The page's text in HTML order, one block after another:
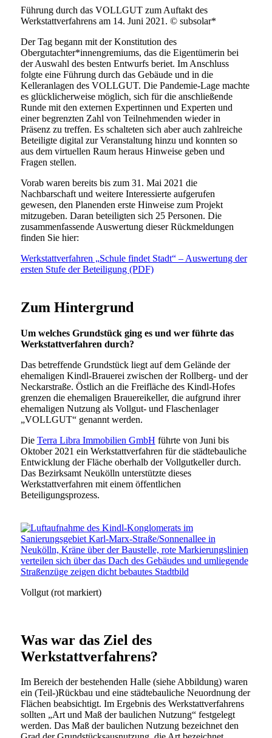
Führung durch das VOLLGUT zum Auftakt des
Werkstattverfahrens am 14. Juni 2021. © subsolar*
Der Tag begann mit der Konstitution des
Obergutachter*innengremiums, das die Eigentümerin bei
der Auswahl des besten Entwurfs beriet. Im Anschluss
folgte eine Führung durch das Gebäude und in die
Kelleranlagen des VOLLGUT. Die Pandemie-Lage machte
es glücklicherweise möglich, sich für die anschließende
Runde mit den externen Expertinnen und Experten und
einer begrenzten Zahl von Teilnehmenden wieder in
Präsenz zu treffen. Es schalteten sich aber auch zahlreiche
Beteiligte digital zur Veranstaltung hinzu und konnten so
aus dem virtuellen Raum heraus Hinweise geben und
Fragen stellen.
Vorab waren bereits bis zum 31. Mai 2021 die
Nachbarschaft und weitere Interessierte aufgerufen
gewesen, den Planenden erste Hinweise zum Projekt
mitzugeben. Daran beteiligten sich 25 Personen. Die
zusammenfassende Auswertung dieser Rückmeldungen
finden Sie hier:
Werkstattverfahren „Schule findet Stadt“ – Auswertung der
ersten Stufe der Beteiligung (PDF)
Zum Hintergrund
Um welches Grundstück ging es und wer führte das
Werkstattverfahren durch?
Das betreffende Grundstück liegt auf dem Gelände der
ehemaligen Kindl-Brauerei zwischen der Rollberg- und der
Neckarstraße. Östlich an die Freifläche des Kindl-Hofes
grenzen die ehemaligen Brauereikeller, die aufgrund ihrer
ehemaligen Nutzung als Vollgut- und Flaschenlager
„VOLLGUT“ genannt werden.
Die Terra Libra Immobilien GmbH führte von Juni bis
Oktober 2021 ein Werkstattverfahren für die städtebauliche
Entwicklung der Fläche oberhalb der Vollgutkeller durch.
Das Bezirksamt Neukölln unterstützte dieses
Werkstattverfahren mit einem öffentlichen
Beteiligungsprozess.
Vollgut (rot markiert)
Was war das Ziel des
Werkstattverfahrens?
Im Bereich der bestehenden Halle (siehe Abbildung) waren
ein (Teil-)Rückbau und eine städtebauliche Neuordnung der
Flächen beabsichtigt. Im Ergebnis des Werkstattverfahrens
sollten „Art und Maß der baulichen Nutzung“ festgelegt
werden. Das Maß der baulichen Nutzung bezeichnet den